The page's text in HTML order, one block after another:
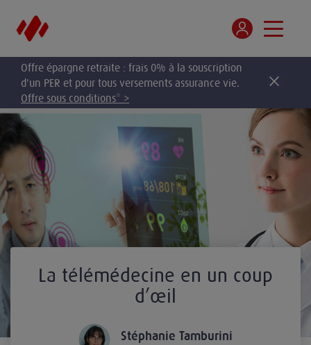
Offre épargne retraite : frais 0% à la souscription
d'un PER et pour tous versements assurance vie.
Offre sous conditions* >
La télémédecine en un coup
d’œil
Stéphanie Tamburini